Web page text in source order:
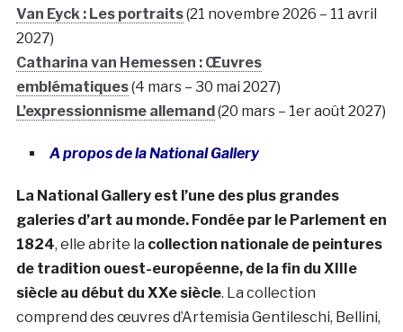
Van Eyck : Les portraits(21 novembre 2026 – 11 avril
2027)
Catharina van Hemessen : Œuvres
emblématiques(4 mars – 30 mai 2027)
L’expressionnisme allemand(20 mars – 1er août 2027)
A propos de la National Gallery
La National Gallery est l’une des plus grandes
galeries d’art au monde. Fondée par le Parlement en
1824, elle abrite la collection nationale de peintures
de tradition ouest-européenne, de la fin du XIIIe
siècle au début du XXe siècle. La collection
comprend des œuvres d’Artemisia Gentileschi, Bellini,